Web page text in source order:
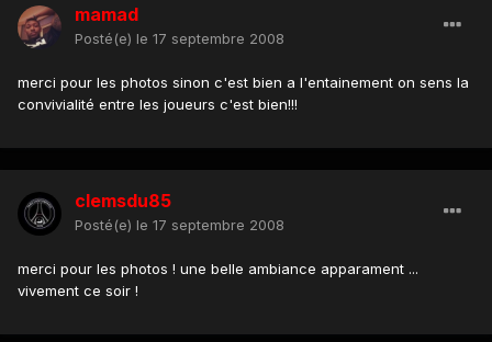
mamad
Posté(e) le 17 septembre 2008
merci pour les photos sinon c'est bien a l'entainement on sens la
convivialité entre les joueurs c'est bien!!!
clemsdu85
Posté(e) le 17 septembre 2008
merci pour les photos ! une belle ambiance apparament ...
vivement ce soir !